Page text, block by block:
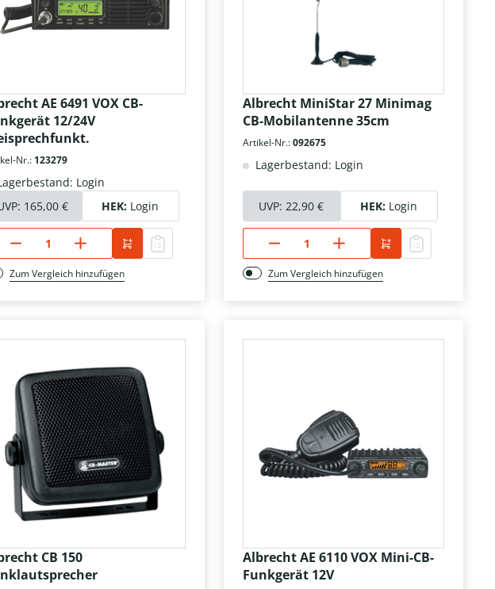
AE 6491 VOX CB-
12/24V
Nr.: 123279
Login
165,00 € HEK: Login
Zum Vergleich hinzufügen
Albrecht MiniStar 27 Minimag
CB-Mobilantenne 35cm
Artikel-Nr.:092675
Lagerbestand: Login
UVP:22,90 € HEK: Login
Zum Vergleich hinzufügen
CB 150
Albrecht AE 6110 VOX Mini-CB-
Funkgerät 12V